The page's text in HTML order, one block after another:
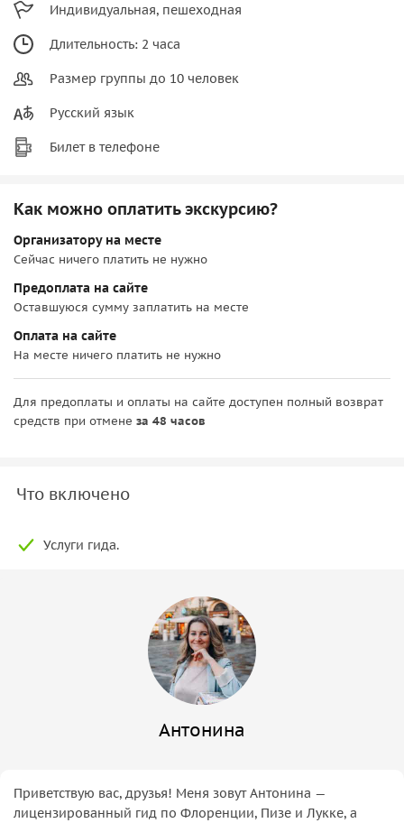
Индивидуальная, пешеходная
Длительность: 2 часа
Размер группы до 10 человек
Русский язык
Билет в телефоне
Как можно оплатить экскурсию?
Организатору на месте
Сейчас ничего платить не нужно
Предоплата на сайте
Оставшуюся сумму заплатить на месте
Оплата на сайте
На месте ничего платить не нужно
Для предоплаты и оплаты на сайте доступен полный возврат
средств при отмене за 48 часов
Что включено
Услуги гида.
Антонина
Приветствую вас, друзья! Меня зовут Антонина —
лицензированный гид по Флоренции, Пизе и Лукке, а